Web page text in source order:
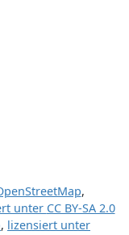
,
unter CC BY-SA 2.0
, lizensiert unter